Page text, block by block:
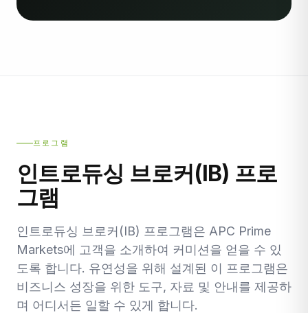
프로그램
인트로듀싱 브로커(IB) 프로
그램
인트로듀싱 브로커(IB) 프로그램은 APC Prime
Markets에 고객을 소개하여 커미션을 얻을 수 있
도록 합니다. 유연성을 위해 설계된 이 프로그램은
비즈니스 성장을 위한 도구, 자료 및 안내를 제공하
며 어디서든 일할 수 있게 합니다.